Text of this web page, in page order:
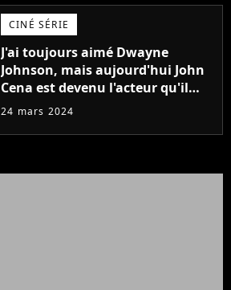
CINÉ SÉRIE
J'ai toujours aimé Dwayne
Johnson, mais aujourd'hui John
Cena est devenu l'acteur qu'il
rêvait d'être (et Ricky Stanicky le
24 mars 2024